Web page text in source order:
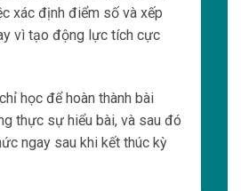
xác định điểm số và xếp
vì tạo động lực tích cực
học để hoàn thành bài
thực sự hiểu bài, và sau đó
ngay sau khi kết thúc kỳ